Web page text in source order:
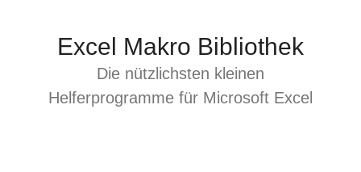
Excel Makro Bibliothek
Die nützlichsten kleinen
Helferprogramme für Microsoft Excel